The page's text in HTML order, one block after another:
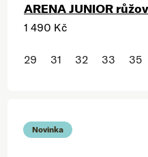
ARENA JUNIOR
1 490 Kč
29 31 32 33 35
Novinka